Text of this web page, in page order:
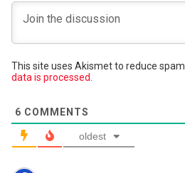
This site uses Akismet to reduce spam.
data is processed.
6 COMMENTS
oldest